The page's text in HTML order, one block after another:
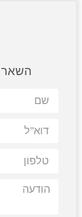
השאר